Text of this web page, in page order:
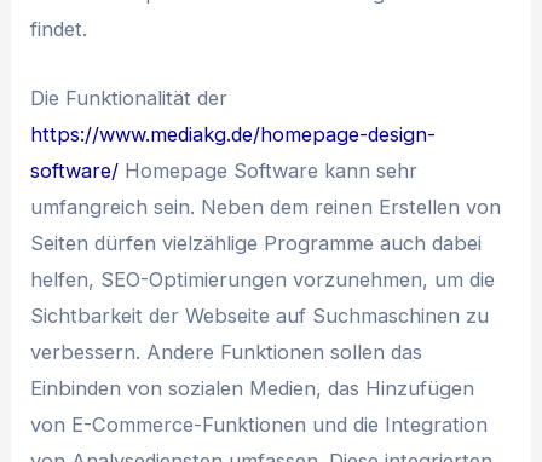
findet.
Die Funktionalität der
https://www.mediakg.de/homepage-design-
software/ Homepage Software kann sehr
umfangreich sein. Neben dem reinen Erstellen von
Seiten dürfen vielzählige Programme auch dabei
helfen, SEO-Optimierungen vorzunehmen, um die
Sichtbarkeit der Webseite auf Suchmaschinen zu
verbessern. Andere Funktionen sollen das
Einbinden von sozialen Medien, das Hinzufügen
von E-Commerce-Funktionen und die Integration